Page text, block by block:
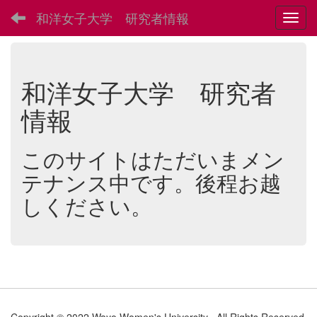
和洋女子大学 研究者情報
和洋女子大学 研究者
情報
このサイトはただいまメン
テナンス中です。後程お越
しください。